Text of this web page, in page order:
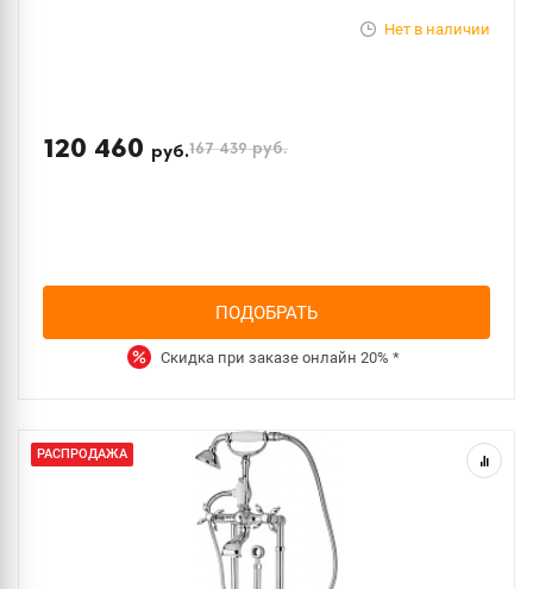
Нет в наличии
120 460 руб.167 439руб.
ПОДОБРАТЬ
Скидка при заказе онлайн 20% *
РАСПРОДАЖА